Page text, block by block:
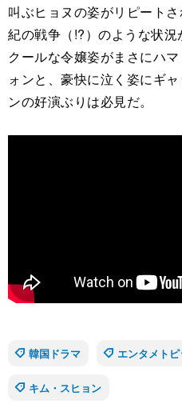
叫ぶヒョヌの姿がリピート
紀の戦争（!?）のような状
クールな令嬢姿がまさにハ
ォンと、豪快に泣く姿にギ
ンの好演ぶりは必見だ。
韓国ドラマ
エンタメト
キム・スヒョン